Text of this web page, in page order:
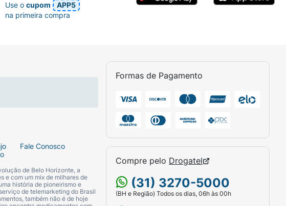
Fale Conosco
de Belo Horizonte, a
e com um mix de milhares de
história de pioneirismo e
de telemarketing do Brasil
também não é de hoje
Formas de Pagamento
Compre pelo Drogatel
(31) 3270-5000
(BH e Região) Todos os dias, 06h às 00h
Use ocupom
APP5
na primeira compra